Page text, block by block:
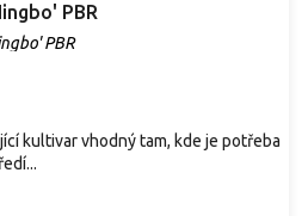
PBR
PBR
kultivar vhodný tam, kde je potřeba